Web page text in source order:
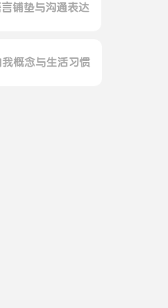
铺垫与沟通表达
概念与生活习惯